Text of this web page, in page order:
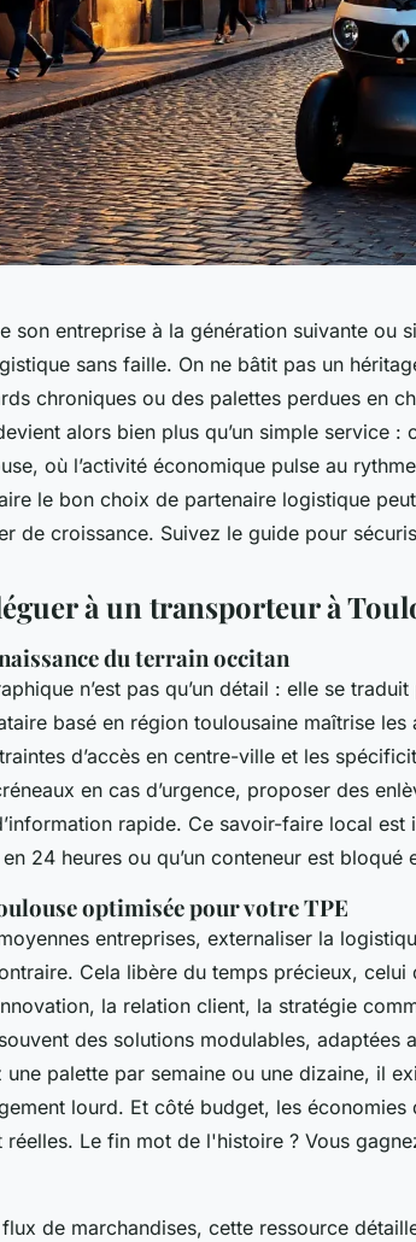
son entreprise à la génération suivante ou
sans faille. On ne bâtit pas un
chroniques ou des palettes perdues en
alors bien plus qu’un simple service :
où l’activité économique pulse au
le bon choix de partenaire logistique
de croissance. Suivez le guide pour
à un transporteur à
du terrain occitan
n’est pas qu’un détail : elle se
basé en région toulousaine maîtrise les
d’accès en centre-ville et les
en cas d’urgence, proposer des
rapide. Ce savoir-faire local est
24 heures ou qu’un conteneur est bloqué
optimisée pour votre TPE
entreprises, externaliser la
Cela libère du temps précieux, celui
la relation client, la stratégie
des solutions modulables, adaptées
une palette par semaine ou une dizaine, il
lourd. Et côté budget, les
Le fin mot de l'histoire ? Vous
de marchandises, cette ressource